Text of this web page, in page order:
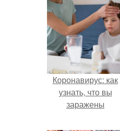
Коронавирус: как
узнать, что вы
заражены